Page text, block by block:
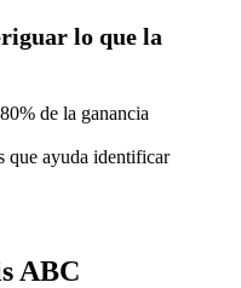
lo que la
de la ganancia
que ayuda identificar
ABC